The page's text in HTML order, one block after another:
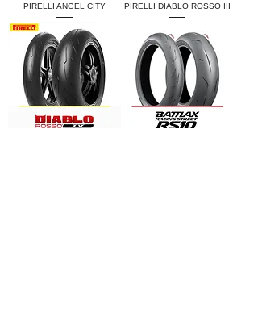
PIRELLI ANGEL CITY
PIRELLI DIABLO ROSSO III